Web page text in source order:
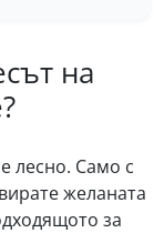
на
лесно. Само с
желаната
за